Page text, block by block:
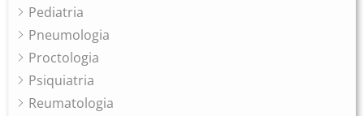
Pediatria
Pneumologia
Proctologia
Psiquiatria
Reumatologia